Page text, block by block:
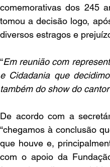
comemorativas dos 245
tomou a decisão logo,
diversos estragos e
“Em reunião com
e Cidadania que
também do show do
De acordo com a
“chegamos à conclusão
que houve e,
com o apoio da